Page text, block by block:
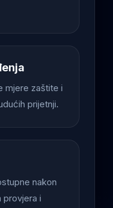
mjere zaštite i
prijetnji.
nakon
provjera i